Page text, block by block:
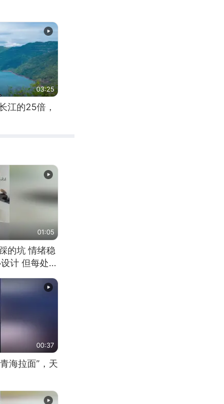
03:25
江的25倍，
01:05
的坑 情绪稳
计 但每处都
00:37
海拉面”，天